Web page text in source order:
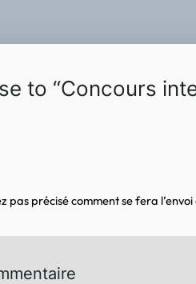
to “Concours
pas précisé comment se fera